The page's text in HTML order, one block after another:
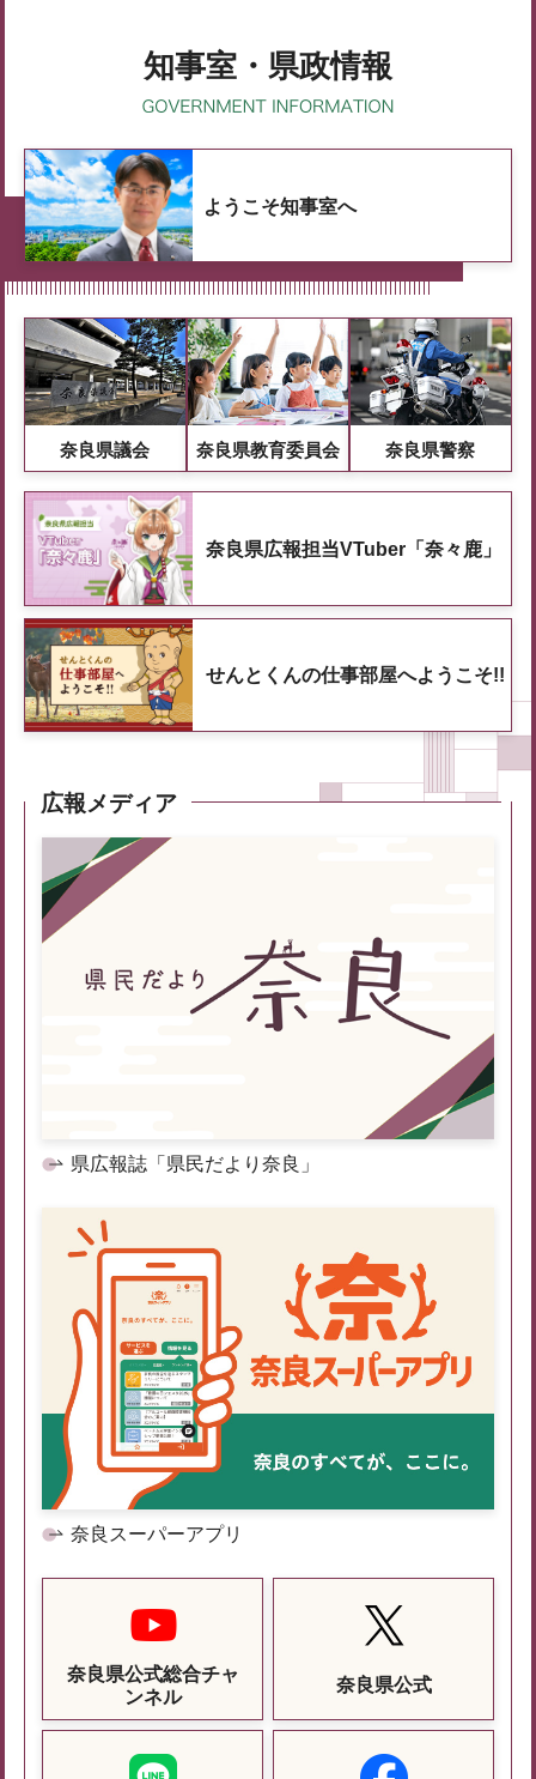
知事室・県政情報
ようこそ知事室へ
奈良県議会 奈良県教育委員会 奈良県警察
奈良県広報担当VTuber「奈々鹿」
せんとくんの仕事部屋へようこそ!!
広報メディア
県広報誌「県民だより奈良」
奈良スーパーアプリ
奈良県公式総合チャ
ンネル
奈良県公式